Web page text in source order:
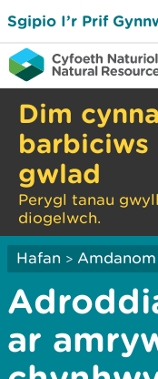
Sgipio I’r Prif
Dim
barbiciws
gwlad
Perygl tanau
diogelwch.
Hafan >
ar